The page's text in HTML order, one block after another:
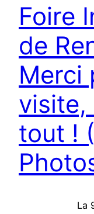
Foire
de
Merci
visite,
tout !
La 91ème